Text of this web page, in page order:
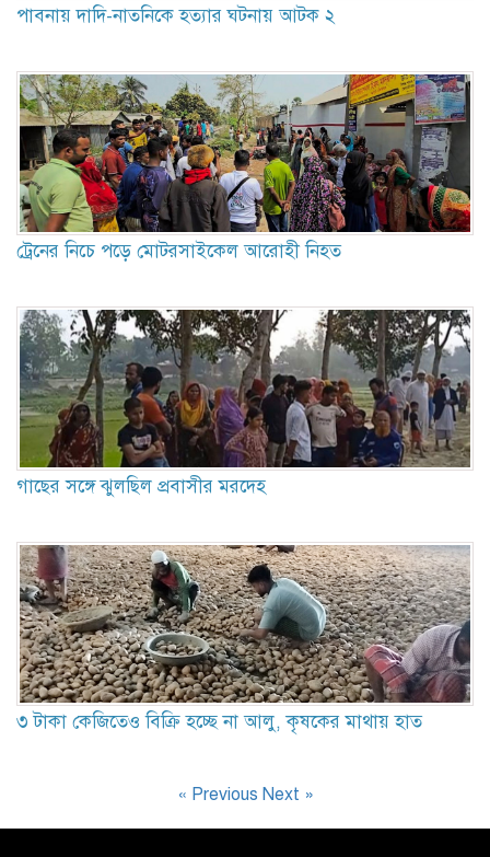
পাবনায় দাদি-নাতনিকে হত্যার ঘটনায় আটক ২
ট্রেনের নিচে পড়ে মোটরসাইকেল আরোহী নিহত
গাছের সঙ্গে ঝুলছিল প্রবাসীর মরদেহ
৩ টাকা কেজিতেও বিক্রি হচ্ছে না আলু, কৃষকের মাথায় হাত
« Previous Next »